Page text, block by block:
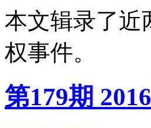
本文辑录了近
权事件。
第179期